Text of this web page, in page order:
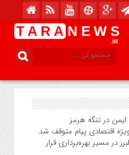
T A R A N E W S
.IR
در تنگه هرمز
اقتصادی پیام متوقف شد
در مسیر بهره‌برداری قرار